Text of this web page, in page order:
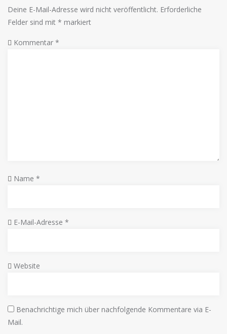
Deine E-Mail-Adresse wird nicht veröffentlicht. Erforderliche
Felder sind mit * markiert
Kommentar *
Name *
E-Mail-Adresse *
Website
Benachrichtige mich über nachfolgende Kommentare via E-
Mail.